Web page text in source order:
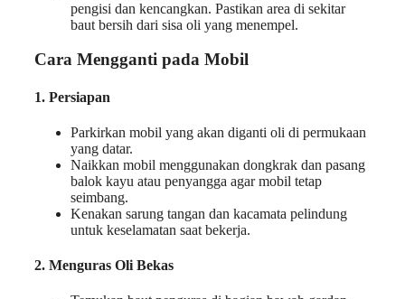
pengisi dan kencangkan. Pastikan area di sekitar
baut bersih dari sisa oli yang menempel.
Cara Mengganti pada Mobil
1. Persiapan
Parkirkan mobil yang akan diganti oli di permukaan
yang datar.
Naikkan mobil menggunakan dongkrak dan pasang
balok kayu atau penyangga agar mobil tetap
seimbang.
Kenakan sarung tangan dan kacamata pelindung
untuk keselamatan saat bekerja.
2. Menguras Oli Bekas